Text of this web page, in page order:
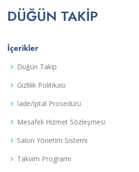
DÜĞÜN TAKIP
İçerikler
Düğün Takip
Gizlilik Politikası
İade/İptal Prosedürü
Mesafeli Hizmet Sözleşmesi
Salon Yönetim Sistemi
Takvim Programı